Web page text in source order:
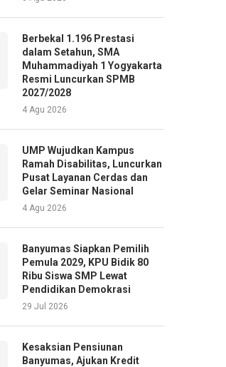
Berbekal 1.196 Prestasi
dalam Setahun, SMA
Muhammadiyah 1 Yogyakarta
Resmi Luncurkan SPMB
2027/2028
4 Agu 2026
UMP Wujudkan Kampus
Ramah Disabilitas, Luncurkan
Pusat Layanan Cerdas dan
Gelar Seminar Nasional
4 Agu 2026
Banyumas Siapkan Pemilih
Pemula 2029, KPU Bidik 80
Ribu Siswa SMP Lewat
Pendidikan Demokrasi
29 Jul 2026
Kesaksian Pensiunan
Banyumas, Ajukan Kredit